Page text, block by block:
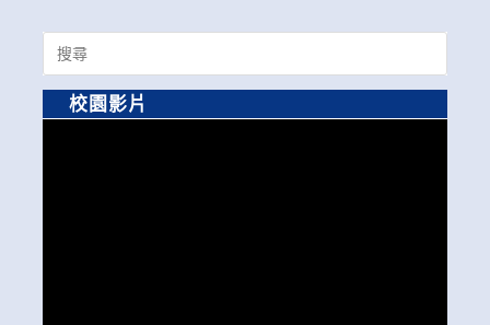
Search
for:
校園影片